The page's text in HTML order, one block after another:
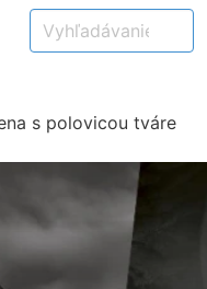
s polovicou tváre